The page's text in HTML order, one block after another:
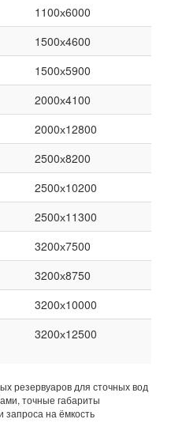
1100х6000
1500х4600
1500х5900
2000х4100
2000х12800
2500х8200
2500х10200
2500х11300
3200х7500
3200х8750
3200х10000
3200х12500
резервуаров для сточных вод
точные габариты
на ёмкость